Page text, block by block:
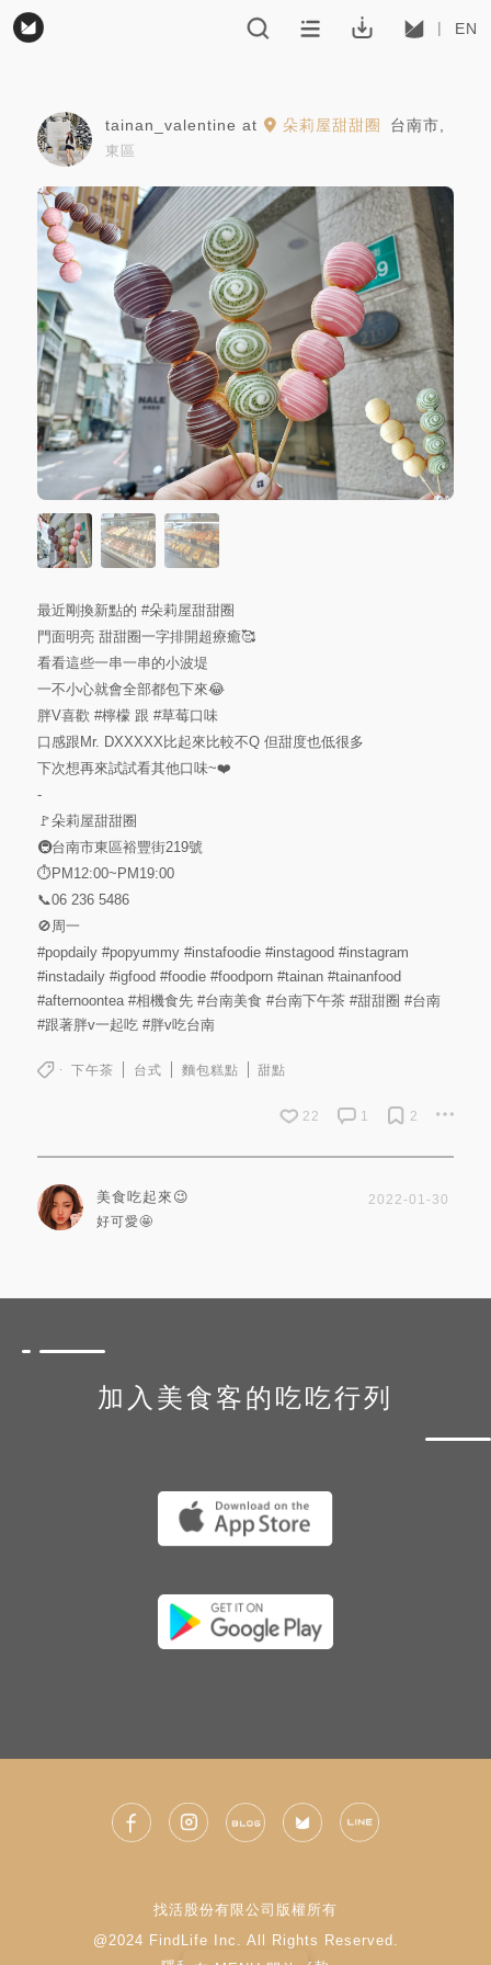
EN
tainan_valentine at 朵莉屋甜甜圈 台南市
東區
最近剛換新點的 #朵莉屋甜甜圈
門面明亮 甜甜圈一字排開超療癒🥰
看看這些一串一串的小波堤
一不小心就會全部都包下來😂
胖V喜歡 #檸檬 跟 #草莓口味
口感跟Mr. DXXXXX比起來比較不Q 但甜度也低很多
下次想再來試試看其他口味~❤️
-
🚩朵莉屋甜甜圈
🚇台南市東區裕豐街219號
⏱️PM12:00~PM19:00
📞06 236 5486
🚫周一
#popdaily #popyummy #instafoodie #instagood #instagram
#instadaily #igfood #foodie #foodporn #tainan #tainanfood
#afternoontea #相機食先 #台南美食 #台南下午茶 #甜甜圈 #台南
#跟著胖v一起吃 #胖v吃台南
下午茶 台式 麵包糕點 甜點
22 1 2
美食吃起來😉
2022-01-30
好可愛🤩
加入美食客的吃吃行列
找活股份有限公司版權所有
@2024 FindLife Inc. All Rights Reserved.